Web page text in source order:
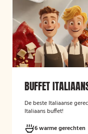
BUFFET
De beste Italiaanse
Italiaans buffet!
6 warme gerechten